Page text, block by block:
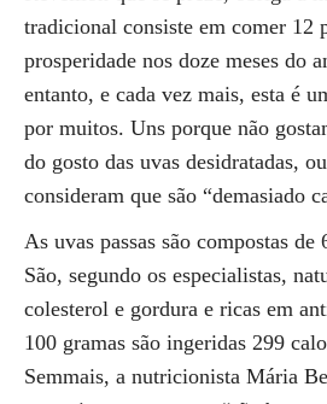
tradicional consiste em comer 12
prosperidade nos doze meses do
entanto, e cada vez mais, esta é
por muitos. Uns porque não
do gosto das uvas desidratadas,
consideram que são “demasiado
As uvas passas são compostas de
São, segundo os especialistas,
colesterol e gordura e ricas em
100 gramas são ingeridas 299
Semmais, a nutricionista Mária